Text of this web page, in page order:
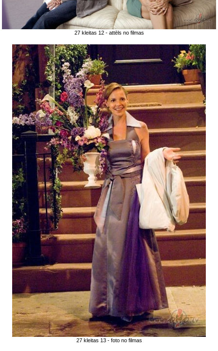
27 kleitas 12 - attēls no filmas
27 kleitas 13 - foto no filmas